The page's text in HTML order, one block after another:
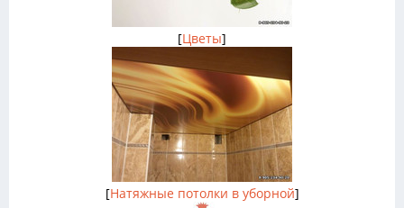
[Цветы]
[Натяжные потолки в уборной]